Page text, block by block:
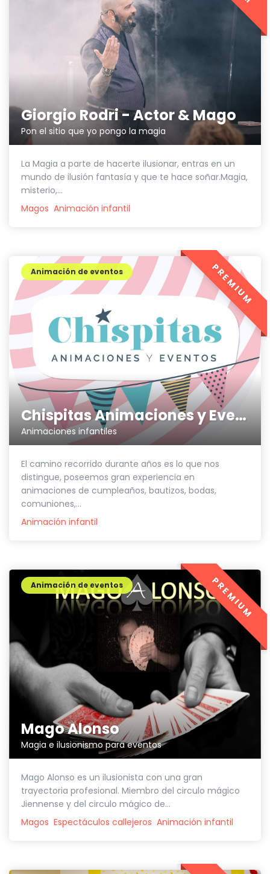
Giorgio Rodri - Actor & Mago
Pon el sitio que yo pongo la magia
La Magia a parte de hacerte ilusionar, entras en un
mundo de ilusión fantasía y que te hace soñar.Magia,
misterio,...
Magos Animación infantil
Chispitas Animaciones y Eventos
Animaciones infantiles
Animación de eventos
El camino recorrido durante años es lo que nos
distingue, poseemos gran experiencia en
animaciones de cumpleaños, bautizos, bodas,
comuniones,...
Animación infantil
PREMIUM
Mago Alonso
Magia e ilusionismo para eventos
Animación de eventos
Mago Alonso es un ilusionista con una gran
trayectoria profesional. Miembro del circulo mágico
Jiennense y del circulo mágico de...
Magos Espectáculos callejeros Animación infantil
PREMIUM